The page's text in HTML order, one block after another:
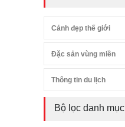
Cảnh đẹp thế giới
Đặc sản vùng miền
Thông tin du lịch
Bộ lọc danh mục